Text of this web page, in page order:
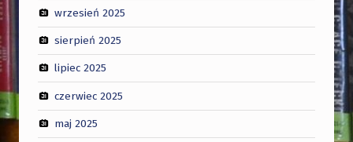
wrzesień 2025
sierpień 2025
lipiec 2025
czerwiec 2025
maj 2025